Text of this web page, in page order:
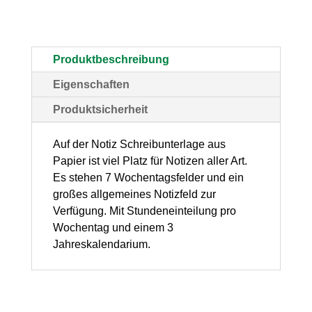
Kalendarium"
small
table
(BxH)
Produktbeschreibung
Eigenschaften
Produktsicherheit
Auf der Notiz Schreibunterlage aus
Papier ist viel Platz für Notizen aller Art.
Es stehen 7 Wochentagsfelder und ein
großes allgemeines Notizfeld zur
Verfügung. Mit Stundeneinteilung pro
Wochentag und einem 3
Jahreskalendarium.